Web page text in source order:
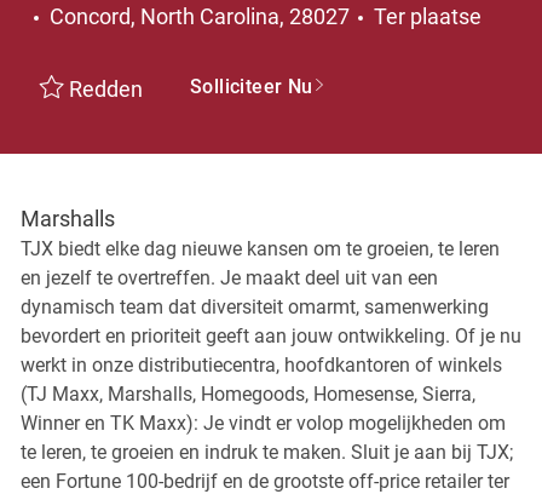
Plaats
Concord, North Carolina, 28027 Ter plaatse
Redden Solliciteer Nu
Marshalls
TJX biedt elke dag nieuwe kansen om te groeien, te leren
en jezelf te overtreffen. Je maakt deel uit van een
dynamisch team dat diversiteit omarmt, samenwerking
bevordert en prioriteit geeft aan jouw ontwikkeling. Of je nu
werkt in onze distributiecentra, hoofdkantoren of winkels
(TJ Maxx, Marshalls, Homegoods, Homesense, Sierra,
Winner en TK Maxx): Je vindt er volop mogelijkheden om
te leren, te groeien en indruk te maken. Sluit je aan bij TJX;
een Fortune 100-bedrijf en de grootste off-price retailer ter